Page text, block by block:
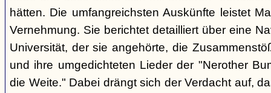
hätten. Die umfangreichsten Auskünfte leistet
Vernehmung. Sie berichtet detailliert über eine
Universität, der sie angehörte, die
und ihre umgedichteten Lieder der "Nerother
die Weite." Dabei drängt sich der Verdacht auf,